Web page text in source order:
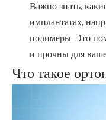
Важно знать,
имплантатах,
полимеры. Это
и прочны для
Что такое